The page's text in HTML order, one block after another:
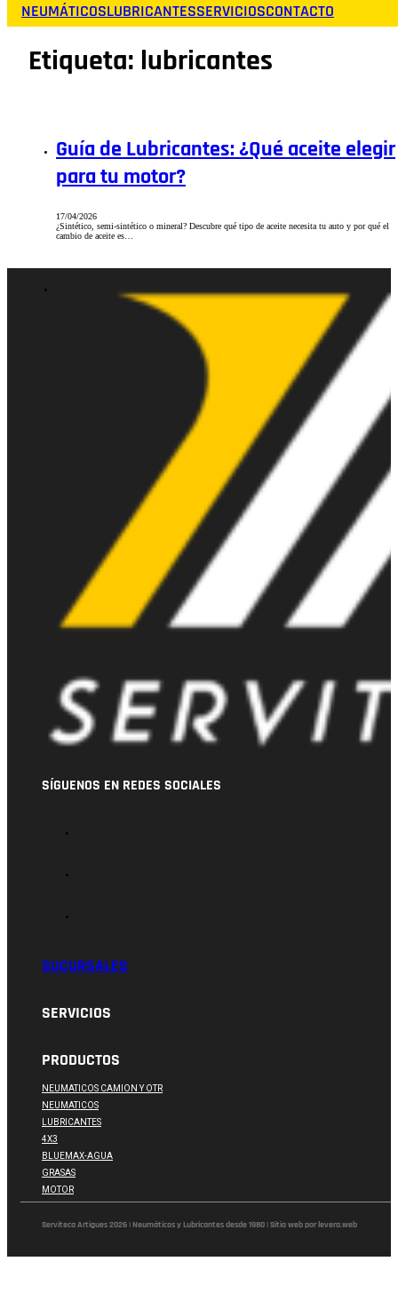
NEUMÁTICOSLUBRICANTESSERVICIOSCONTACTO
Etiqueta: lubricantes
Guía de Lubricantes: ¿Qué aceite elegir
para tu motor?
17/04/2026
¿Sintético, semi-sintético o mineral? Descubre qué tipo de aceite necesita tu auto y por qué el
cambio de aceite es…
SÍGUENOS EN REDES SOCIALES
SUCURSALES
SERVICIOS
PRODUCTOS
NEUMATICOS CAMION Y OTR
NEUMATICOS
LUBRICANTES
4X3
BLUEMAX-AGUA
GRASAS
MOTOR
Serviteca Artigues 2026 | Neumáticos y Lubricantes desde 1980 | Sitio web por levera.web